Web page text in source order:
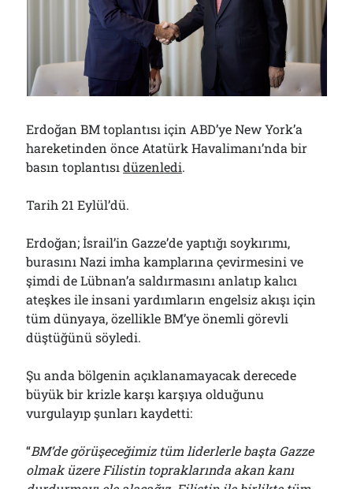
Arşivler
Erdoğan BM toplantısı için ABD’ye New York’a
hareketinden önce Atatürk Havalimanı’nda bir
basın toplantısıdüzenledi.
Tarih 21 Eylül’dü.
Erdoğan; İsrail’in Gazze’de yaptığı soykırımı,
burasını Nazi imha kamplarına çevirmesini ve
şimdi de Lübnan’a saldırmasını anlatıp kalıcı
ateşkes ile insani yardımların engelsiz akışı için
tüm dünyaya, özellikle BM’ye önemli görevli
düştüğünü söyledi.
Şu anda bölgenin açıklanamayacak derecede
büyük bir krizle karşı karşıya olduğunu
vurgulayıp şunları kaydetti:
“BM’de görüşeceğimiz tüm liderlerle başta Gazze
olmak üzere Filistin topraklarında akan kanı